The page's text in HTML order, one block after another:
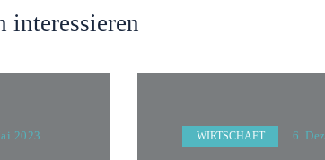
interessieren
2023 WIRTSCHAFT 6.